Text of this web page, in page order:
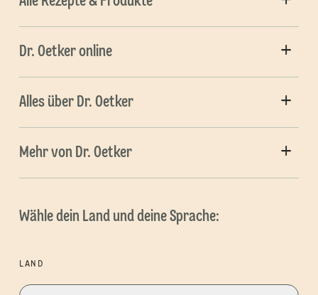
Dr. Oetker online
Alles über Dr. Oetker
Mehr von Dr. Oetker
Wähle dein Land und deine Sprache:
LAND